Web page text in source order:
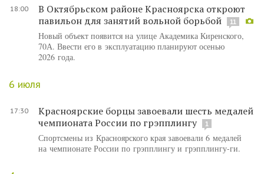
18:00
В Октябрьском районе Красноярска откроют
павильон для занятий вольной борьбой
11
Новый объект появится на улице Академика Киренского,
70А. Ввести его в эксплуатацию планируют осенью
2026 года.
6 июля
17:30
Красноярские борцы завоевали шесть медалей
чемпионата России по грэпплингу
1
Спортсмены из Красноярского края завоевали 6 медалей
на чемпионате России по грэпплингу и грэпплингу-ги.